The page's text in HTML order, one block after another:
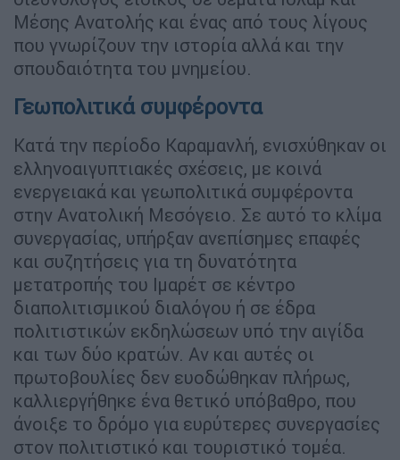
Μέσης Ανατολής και ένας από τους λίγους
που γνωρίζουν την ιστορία αλλά και την
σπουδαιότητα του μνημείου.
Γεωπολιτικά συμφέροντα
Κατά την περίοδο Καραμανλή, ενισχύθηκαν οι
ελληνοαιγυπτιακές σχέσεις, με κοινά
ενεργειακά και γεωπολιτικά συμφέροντα
στην Ανατολική Μεσόγειο. Σε αυτό το κλίμα
συνεργασίας, υπήρξαν ανεπίσημες επαφές
και συζητήσεις για τη δυνατότητα
μετατροπής του Ιμαρέτ σε κέντρο
διαπολιτισμικού διαλόγου ή σε έδρα
πολιτιστικών εκδηλώσεων υπό την αιγίδα
και των δύο κρατών. Αν και αυτές οι
πρωτοβουλίες δεν ευοδώθηκαν πλήρως,
καλλιεργήθηκε ένα θετικό υπόβαθρο, που
άνοιξε το δρόμο για ευρύτερες συνεργασίες
στον πολιτιστικό και τουριστικό τομέα.